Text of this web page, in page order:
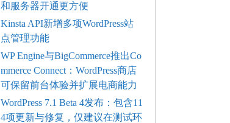
和服务器开通更方便
Kinsta API新增多项WordPress站
点管理功能
WP Engine与BigCommerce推出Co
mmerce Connect：WordPress商店
可保留前台体验并扩展电商能力
WordPress 7.1 Beta 4发布：包含11
4项更新与修复，仅建议在测试环